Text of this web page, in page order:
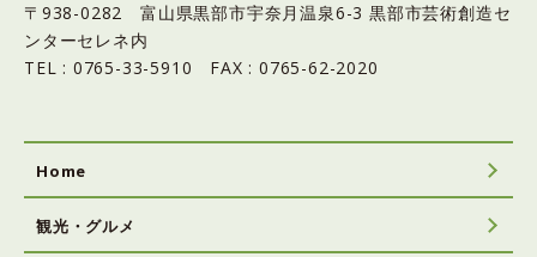
〒938-0282 富山県黒部市宇奈月温泉6-3 黒部市芸術創造セ
ンターセレネ内
TEL : 0765-33-5910 FAX : 0765-62-2020
Home
観光・グルメ